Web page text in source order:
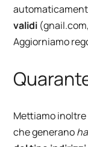
validi
Aggiorniamo
Mettiamo
che generano